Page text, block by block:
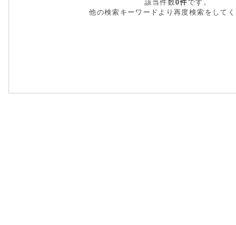
該当件数0件 です。
他の検索キーワードより再度検索をして